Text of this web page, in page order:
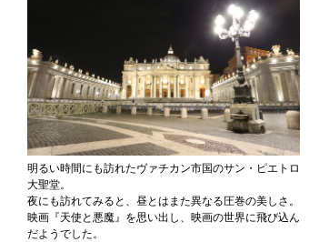
明るい時間にも訪れたヴァチカン市国のサン・ピエトロ
大聖堂。
夜にも訪れてみると、昼とはまた異なる圧巻の美しさ。
映画『天使と悪魔』を思い出し、映画の世界に飛び込ん
だようでした。